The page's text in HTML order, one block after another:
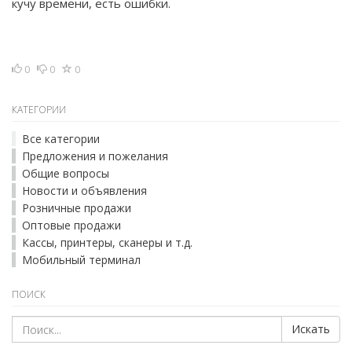
кучу времени, есть ошибки.
0 0 0
КАТЕГОРИИ
Все категории
Предложения и пожелания
Общие вопросы
Новости и объявления
Розничные продажи
Оптовые продажи
Кассы, принтеры, сканеры и т.д.
Мобильный терминал
ПОИСК
Искать